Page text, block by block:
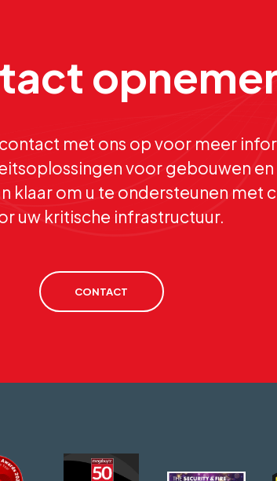
met ons op voor meer
voor gebouwen
klaar om u te ondersteunen met
uw kritische infrastructuur.
CONTACT